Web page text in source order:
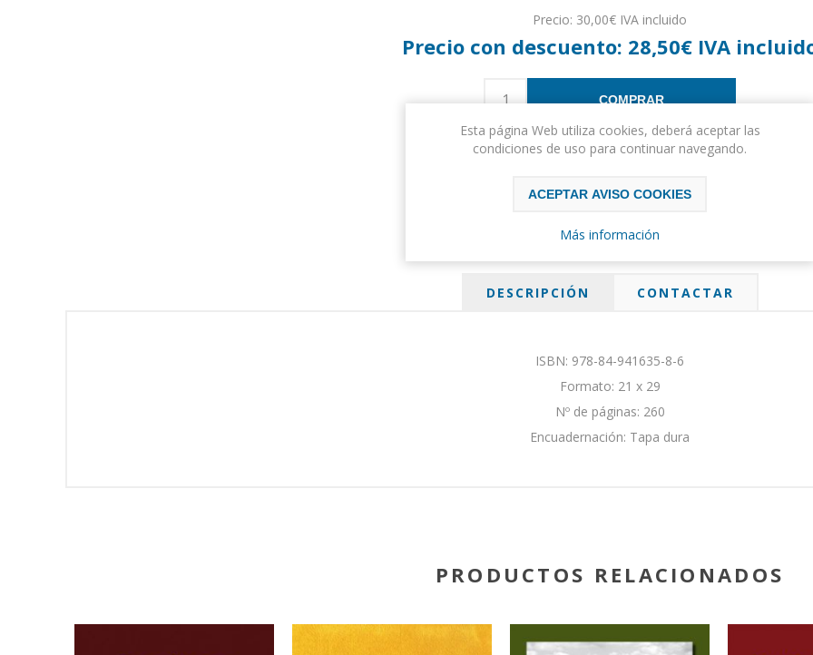
Precio: 30,00€ IVA incluido
Precio con descuento: 28,50€ IVA
COMPRAR
Please select the address you want to ship to
DESCRIPCIÓN CONTACTAR
ISBN: 978-84-941635-8-6
Formato: 21 x 29
Nº de páginas: 260
Encuadernación: Tapa dura
PRODUCTOS RELACIONADOS
Esta página Web utiliza cookies, deberá aceptar las
condiciones de uso para continuar navegando.
ACEPTAR AVISO COOKIES
Más información